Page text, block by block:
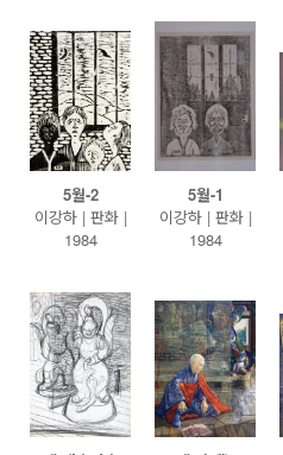
5월-2
이강하 | 판화 |
1984
5월-1
이강하 | 판화 |
1984